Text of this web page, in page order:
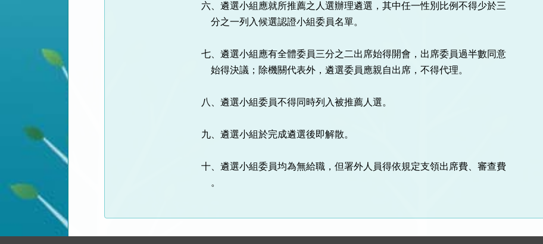
六、遴選小組應就所推薦之人選辦理遴選，其中任一性別比例不得少於三
    分之一列入候選認證小組委員名單。
七、遴選小組應有全體委員三分之二出席始得開會，出席委員過半數同意
    始得決議；除機關代表外，遴選委員應親自出席，不得代理。
八、遴選小組委員不得同時列入被推薦人選。
九、遴選小組於完成遴選後即解散。
十、遴選小組委員均為無給職，但署外人員得依規定支領出席費、審查費